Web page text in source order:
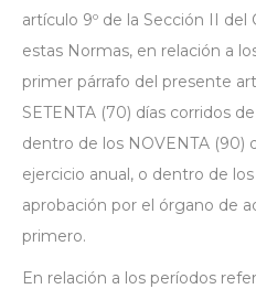
artículo 9º de la Sección II
estas Normas, en relación a
primer párrafo del presente
SETENTA (70) días corridos
dentro de los NOVENTA (90)
ejercicio anual, o dentro de
aprobación por el órgano de
primero.
En relación a los períodos